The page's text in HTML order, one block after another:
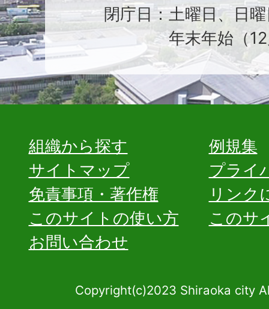
閉庁日：土曜日、日
年末年始（
組織から探す
例規集
サイトマップ
プライ
免責事項・著作権
リンク
このサイトの使い方
このサ
お問い合わせ
Copyright(c)2023 Shiraoka city